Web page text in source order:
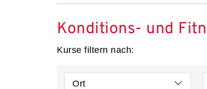
Konditions- und
Kurse filtern nach:
Ort